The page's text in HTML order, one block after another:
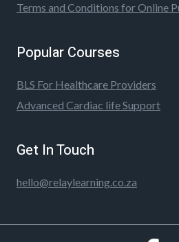
Terms and Conditions for Online
Popular Courses
BLS For Healthcare Providers
Advanced Cardiac life Support
Get In Touch
hello@relaylearning.co.za